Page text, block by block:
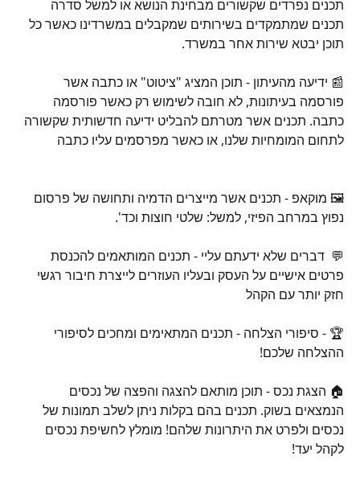
תכנים נפרדים שקשורים מבחינת הנושא או למשל סדרה
תכנים שמתמקדים בשירותים שמקבלים במשרדינו כאשר כל
תוכן יבטא שירות אחר במשרד.
📰 ידיעה מהעיתון - תוכן המציג "ציטוט" או כתבה אשר
פורסמה בעיתונות, לא חובה לשימוש רק כאשר פורסמה
כתבה. תכנים אשר מטרתם להבליט ידיעה חדשותית שקשורה
לתחום המומחיות שלנו, או כאשר מפרסמים עליו כתבה
🖼️ מוקאפ - תכנים אשר מייצרים הדמיה ותחושה של פרסום
נפוץ במרחב הפיזי, למשל: שלטי חוצות וכד'.
💬  דברים שלא ידעתם עליי - תכנים המותאמים להכנסת
פרטים אישיים על העסק ובעליו העוזרים לייצרת חיבור רגשי
חזק יותר עם הקהל
🏆 - סיפורי הצלחה - תכנים המתאימים ומחכים לסיפורי
ההצלחה שלכם!
🏠 הצגת נכס - תוכן מותאם להצגה והפצה של נכסים
הנמצאים בשוק. תכנים בהם בקלות ניתן לשלב תמונות של
נכסים ולפרט את היתרונות שלהם! מומלץ לחשיפת נכסים
לקהל יעד!